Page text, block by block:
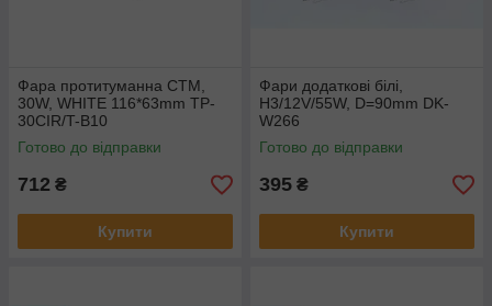
Фара протитуманна СТМ,
30W, WHITE 116*63mm TP-
30CIR/T-B10
Готово до відправки
712 ₴
Купити
Фари додаткові білі,
H3/12V/55W, D=90mm DK-
W266
Готово до відправки
395 ₴
Купити